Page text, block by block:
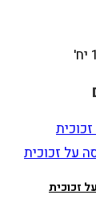
זכוכית